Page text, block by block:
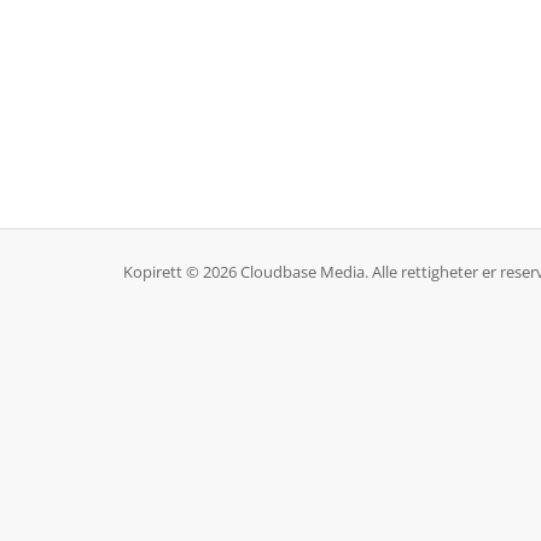
Kopirett © 2026 Cloudbase Media. Alle rettigheter er